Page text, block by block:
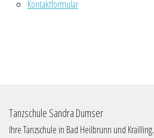
Kontaktformular
Tanzschule Sandra Dumser
Ihre Tanzschule in Bad Heilbrunn und Krailling.